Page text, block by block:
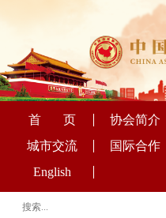
首 页 协会简介
城市交流
国际合作
English